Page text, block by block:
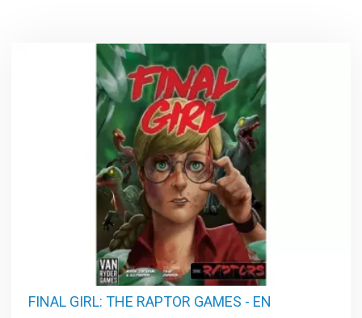
FINAL GIRL: THE RAPTOR GAMES - EN